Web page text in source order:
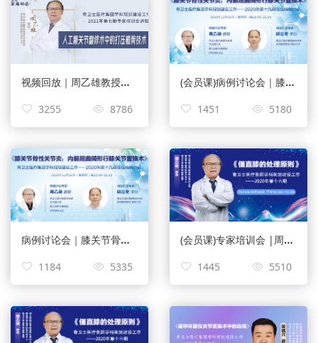
视频回放｜周乙雄教授：人工髋关节翻修术中的打压植骨技术【2021年第七期】
3255 8786
(会员课)病例讨论会｜膝关节骨性关节炎，内翻屈曲畸形行膝关节置换术【第十九期】
1451 5180
病例讨论会｜膝关节骨性关节炎，内翻屈曲畸形行膝关节置换术【第十九期】
1184 5335
(会员课)专家培训会 |周乙雄教授《僵直膝的处理原则》【第十六期】
1445 5510